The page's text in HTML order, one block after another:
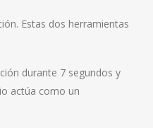
Estas dos herramientas
durante 7 segundos y
actúa como un